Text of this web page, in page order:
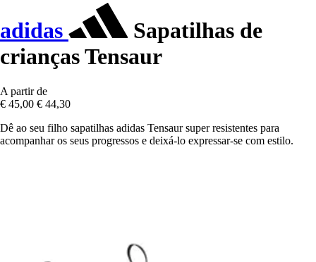
adidas
Sapatilhas de
crianças Tensaur
A partir de
€ 45,00 € 44,30
Dê ao seu filho sapatilhas adidas Tensaur super resistentes para
acompanhar os seus progressos e deixá-lo expressar-se com estilo.